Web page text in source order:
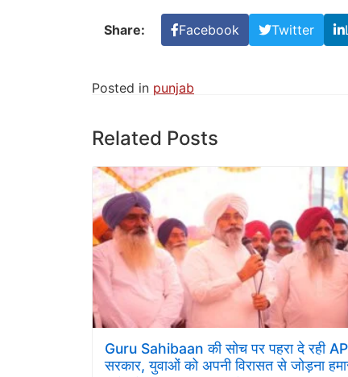
Share: Facebook Twitter
Posted in punjab
Related Posts
Guru Sahibaan की सोच पर पहरा दे रही
सरकार, युवाओं को अपनी विरासत से जोड़ना